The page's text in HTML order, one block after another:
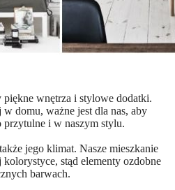
wnętrza i stylowe dodatki.
domu, ważne jest dla nas, aby
przytulne i w naszym stylu.
jego klimat. Nasze mieszkanie
kolorystyce, stąd elementy ozdobne
barwach.